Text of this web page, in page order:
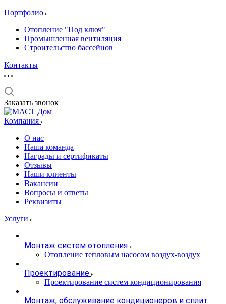
Портфолио
Отопление "Под ключ"
Промышленная вентиляция
Строительство бассейнов
Контакты
Заказать звонок
Компания
О нас
Наша команда
Награды и сертификаты
Отзывы
Наши клиенты
Вакансии
Вопросы и ответы
Реквизиты
Услуги
Монтаж систем отопления
Отопление тепловым насосом воздух-воздух
Проектирование
Проектирование систем кондиционирования
Монтаж, обслуживание кондиционеров и сплит